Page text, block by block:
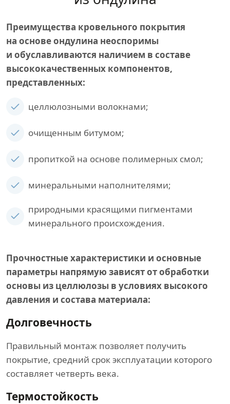
Преимущества кровельного покрытия
на основе ондулина неоспоримы
и обуславливаются наличием в составе
высококачественных компонентов,
представленных:
целлюлозными волокнами;
очищенным битумом;
пропиткой на основе полимерных смол;
минеральными наполнителями;
природными красящими пигментами
минерального происхождения.
Прочностные характеристики и основные
параметры напрямую зависят от обработки
основы из целлюлозы в условиях высокого
давления и состава материала:
Долговечность
Правильный монтаж позволяет получить
покрытие, средний срок эксплуатации которого
составляет четверть века.
Термостойкость